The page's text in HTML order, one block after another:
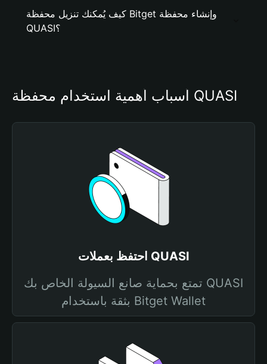
كيف يُمكنك تنزيل محفظة Bitget وإنشاء محفظة
QUASI؟
أسباب أهمية استخدام محفظة QUASI
احتفظ بعملات QUASI
تمتع بحماية صانع السيولة الخاص بك QUASI
بثقة باستخدام Bitget Wallet